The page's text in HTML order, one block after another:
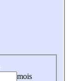
mois